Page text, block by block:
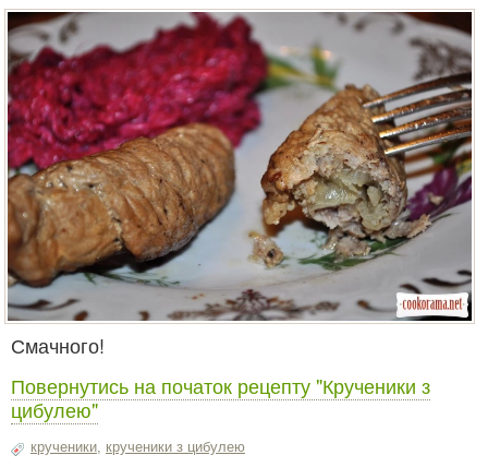
Смачного!
Повернутись на початок рецепту "Крученики з
цибулею"
крученики, крученики з цибулею